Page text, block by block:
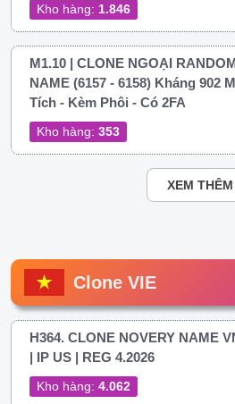
Kho hàng: 1.846
M1.10 | CLONE NGOẠI
NAME (6157 - 6158) Kháng 902
Tích - Kèm Phôi - Có 2FA
Kho hàng: 353
XEM THÊM
Clone VIE
H364. CLONE NOVERY NAME
| IP US | REG 4.2026
Kho hàng: 4.062